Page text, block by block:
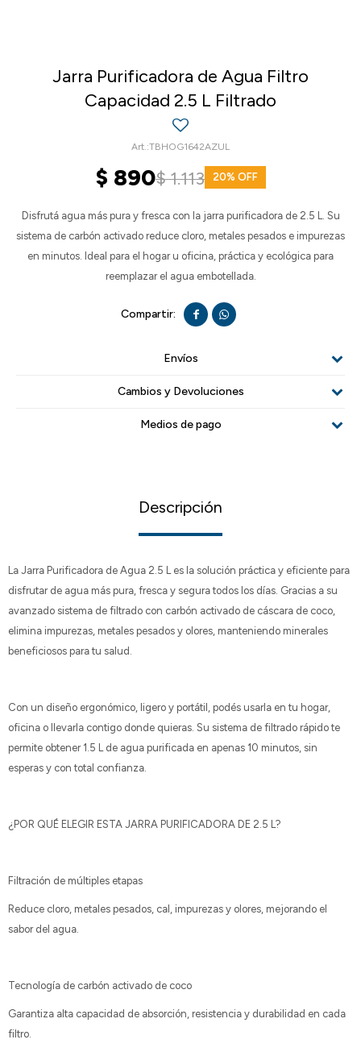
Jarra Purificadora de Agua Filtro
Capacidad 2.5 L Filtrado
TBHOG1642AZUL
$ 890$1.113 20
Disfrutá agua más pura y fresca con la jarra purificadora de 2.5 L. Su
sistema de carbón activado reduce cloro, metales pesados e impurezas
en minutos. Ideal para el hogar u oficina, práctica y ecológica para
reemplazar el agua embotellada.
 
Envíos
Cambios y Devoluciones
Medios de pago
Descripción
La Jarra Purificadora de Agua 2.5 L es la solución práctica y eficiente para
disfrutar de agua más pura, fresca y segura todos los días. Gracias a su
avanzado sistema de filtrado con carbón activado de cáscara de coco,
elimina impurezas, metales pesados y olores, manteniendo minerales
beneficiosos para tu salud.
Con un diseño ergonómico, ligero y portátil, podés usarla en tu hogar,
oficina o llevarla contigo donde quieras. Su sistema de filtrado rápido te
permite obtener 1.5 L de agua purificada en apenas 10 minutos, sin
esperas y con total confianza.
¿POR QUÉ ELEGIR ESTA JARRA PURIFICADORA DE 2.5 L?
Filtración de múltiples etapas
Reduce cloro, metales pesados, cal, impurezas y olores, mejorando el
sabor del agua.
Tecnología de carbón activado de coco
Garantiza alta capacidad de absorción, resistencia y durabilidad en cada
filtro.